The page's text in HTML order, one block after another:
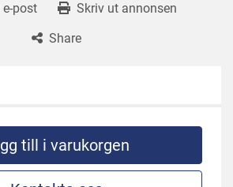
e-post
Skriv ut annonsen
Share
till i varukorgen